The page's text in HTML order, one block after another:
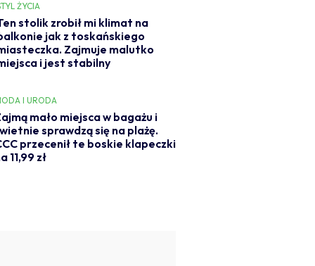
ŻYCIA
stolik zrobił mi klimat na
jak z toskańskiego
Zajmuje malutko
i jest stabilny
I URODA
mało miejsca w bagażu i
sprawdzą się na plażę.
przecenił te boskie klapeczki
11,99 zł